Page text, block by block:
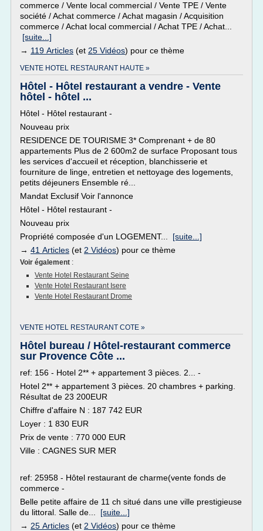
commerce / Vente local commercial / Vente TPE / Vente
société / Achat commerce / Achat magasin / Acquisition
commerce / Achat local commercial / Achat TPE / Achat...
[suite...]
→ 119 Articles (et 25 Vidéos) pour ce thème
VENTE HOTEL RESTAURANT HAUTE »
Hôtel - Hôtel restaurant a vendre - Vente
hôtel - hôtel ...
Hôtel - Hôtel restaurant -
Nouveau prix
RESIDENCE DE TOURISME 3* Comprenant + de 80
appartements Plus de 2 600m2 de surface Proposant tous
les services d'accueil et réception, blanchisserie et
fourniture de linge, entretien et nettoyage des logements,
petits déjeuners Ensemble ré...
Mandat Exclusif Voir l'annonce
Hôtel - Hôtel restaurant -
Nouveau prix
Propriété composée d'un LOGEMENT... [suite...]
→ 41 Articles (et 2 Vidéos) pour ce thème
Voir également :
Vente Hotel Restaurant Seine
Vente Hotel Restaurant Isere
Vente Hotel Restaurant Drome
VENTE HOTEL RESTAURANT COTE »
Hôtel bureau / Hôtel-restaurant commerce
sur Provence Côte ...
ref: 156 - Hotel 2** + appartement 3 pièces. 2... -
Hotel 2** + appartement 3 pièces. 20 chambres + parking.
Résultat de 23 200EUR
Chiffre d'affaire N : 187 742 EUR
Loyer : 1 830 EUR
Prix de vente : 770 000 EUR
Ville : CAGNES SUR MER
ref: 25958 - Hôtel restaurant de charme(vente fonds de
commerce -
Belle petite affaire de 11 ch situé dans une ville prestigieuse
du littoral. Salle de... [suite...]
→ 25 Articles (et 2 Vidéos) pour ce thème